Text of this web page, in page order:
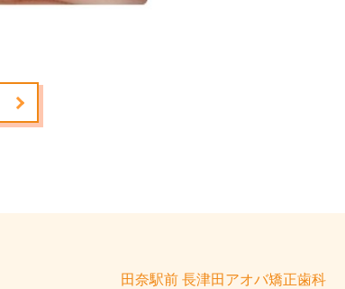
田奈駅前 長津田アオバ矯正歯科